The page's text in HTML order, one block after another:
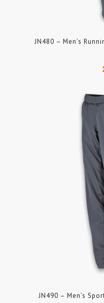
JN480 – Men’s
JN490 – Men’s